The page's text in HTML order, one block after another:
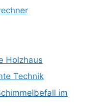
Holzhaus
Technik
im